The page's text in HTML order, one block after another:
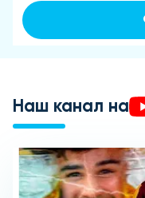
Наш канал на